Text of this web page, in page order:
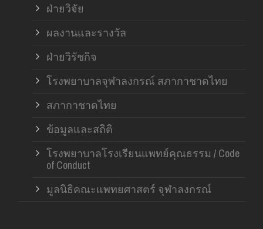
ฝ่ายวิจัย
ผลงานและรางวัล
ฝ่ายวิรัชกิจ
โรงพยาบาลจุฬาลงกรณ์ สภากาชาดไทย
สภากาชาดไทย
ข้อมูลและสถิติ
โรงพยาบาลโรงเรียนแพทย์คุณธรรม / Code
of Conduct
มูลนิธิคณะแพทยศาสตร์ จุฬาลงกรณ์